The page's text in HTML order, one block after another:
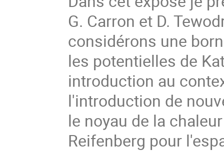
G. Carron et D.
considérons une
les potentielles de
introduction au
l'introduction de
le noyau de la
Reifenberg pour